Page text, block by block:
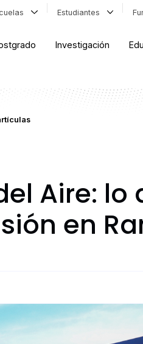
Estudiantes
Investigación
Aire: lo
en